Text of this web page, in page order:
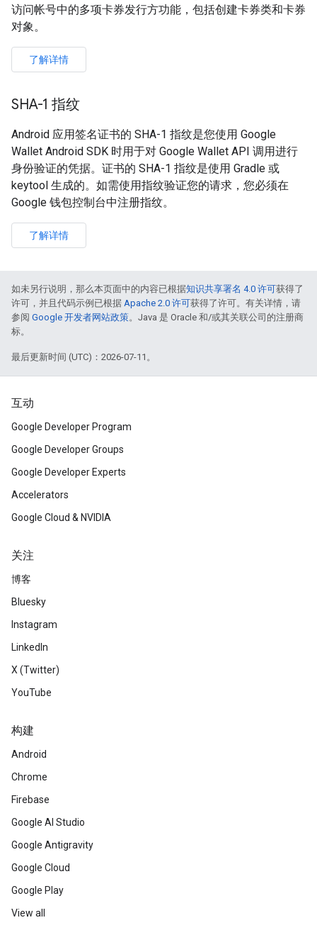
访问帐号中的多项卡券发行方功能，包括创建卡券类和卡券
对象。
了解详情
SHA-1 指纹
Android 应用签名证书的 SHA-1 指纹是您使用 Google
Wallet Android SDK 时用于对 Google Wallet API 调用进行
身份验证的凭据。证书的 SHA-1 指纹是使用 Gradle 或
keytool 生成的。如需使用指纹验证您的请求，您必须在
Google 钱包控制台中注册指纹。
了解详情
如未另行说明，那么本页面中的内容已根据知识共享署名 4.0 许可获得了
许可，并且代码示例已根据 Apache 2.0 许可获得了许可。有关详情，请
参阅 Google 开发者网站政策。Java 是 Oracle 和/或其关联公司的注册商
标。
最后更新时间 (UTC)：2026-07-11。
互动
Google Developer Program
Google Developer Groups
Google Developer Experts
Accelerators
Google Cloud & NVIDIA
关注
博客
Bluesky
Instagram
LinkedIn
X (Twitter)
YouTube
构建
Android
Chrome
Firebase
Google AI Studio
Google Antigravity
Google Cloud
Google Play
View all